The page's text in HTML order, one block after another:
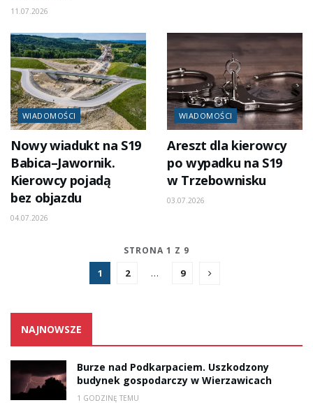
11.07.2026
WIADOMOŚCI
Nowy wiadukt na S19
Babica–Jawornik.
Kierowcy pojadą
bez objazdu
04.07.2026
WIADOMOŚCI
Areszt dla kierowcy
po wypadku na S19
w Trzebownisku
03.07.2026
STRONA 1 Z 9
1 2 … 9
NAJNOWSZE
Burze nad Podkarpaciem. Uszkodzony
budynek gospodarczy w Wierzawicach
1 GODZINĘ TEMU